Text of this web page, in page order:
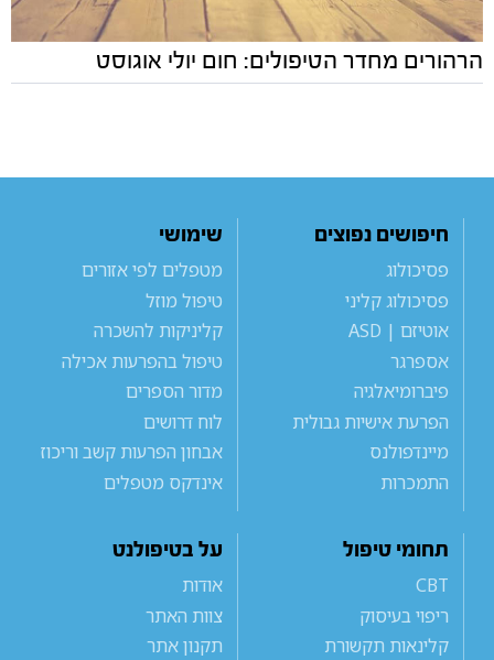
הרהורים מחדר הטיפולים: חום יולי אוגוסט
חיפושים נפוצים
פסיכולוג
פסיכולוג קליני
אוטיזם | ASD
אספרגר
פיברומיאלגיה
הפרעת אישיות גבולית
מיינדפולנס
התמכרות
שימושי
מטפלים לפי אזורים
טיפול מוזל
קליניקות להשכרה
טיפול בהפרעות אכילה
מדור הספרים
לוח דרושים
אבחון הפרעות קשב וריכוז
אינדקס מטפלים
תחומי טיפול
CBT
ריפוי בעיסוק
קלינאות תקשורת
על בטיפולנט
אודות
צוות האתר
תקנון אתר